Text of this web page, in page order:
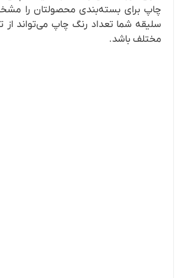
چاپ برای بسته‌بندی محصولتان را
سلیقه شما تعداد رنگ چاپ می‌تواند
مختلف باشد.